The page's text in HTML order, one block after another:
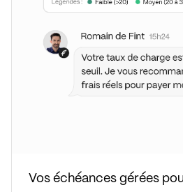
Vos échéances gérées